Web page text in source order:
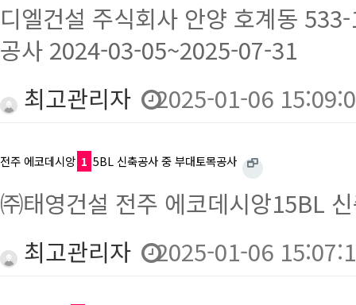
디엘건설 주식회사 안양 호계동
공사 2024-03-05~2025-07-31
최고관리자 2025-01-06
전주 에코데시앙 1 5BL 신축공사 중 부대토목공사
㈜태영건설 전주 에코데시앙15BL
최고관리자 2025-01-06